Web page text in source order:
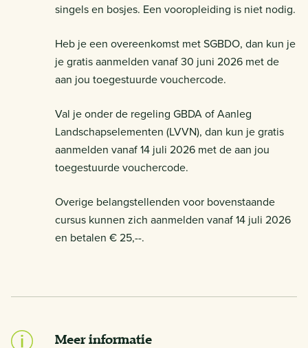
singels en bosjes. Een vooropleiding is niet nodig.
Heb je een overeenkomst met SGBDO, dan kun je
je gratis aanmelden vanaf 30 juni 2026 met de
aan jou toegestuurde vouchercode.
Val je onder de regeling GBDA of Aanleg
Landschapselementen (LVVN), dan kun je gratis
aanmelden vanaf 14 juli 2026 met de aan jou
toegestuurde vouchercode.
Overige belangstellenden voor bovenstaande
cursus kunnen zich aanmelden vanaf 14 juli 2026
en betalen € 25,--.
Meer informatie